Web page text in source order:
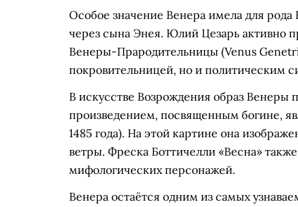
Особое значение Венера имела для
через сына Энея. Юлий Цезарь активно
Венеры-Прародительницы (Venus
покровительницей, но и политическим
В искусстве Возрождения образ
произведением, посвященным богине,
1485 года). На этой картине она
ветры. Фреска Боттичелли «Весна»
мифологических персонажей.
Венера остаётся одним из самых